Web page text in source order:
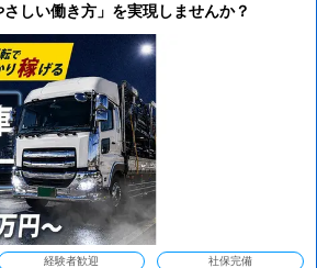
しい働き方」を実現しませんか？
経験者歓迎 社保完備